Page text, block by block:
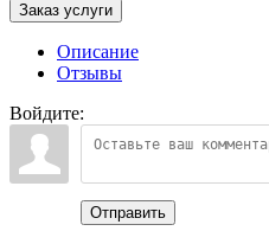
Заказ услуги
Описание
Отзывы
Войдите:
Отправить